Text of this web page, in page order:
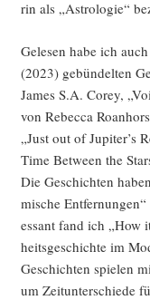
rin als „Astro­lo­gie“
Gele­sen habe ich
(2023) gebün­del­ten
James S.A. Corey,
von Rebec­ca
„Just out of Jupiter’s
Time Bet­ween the
Die Geschich­ten
mi­sche
es­sant fand ich „How
heits­ge­schich­te im
Geschich­ten spie­len
um Zeit­un­ter­schie­de